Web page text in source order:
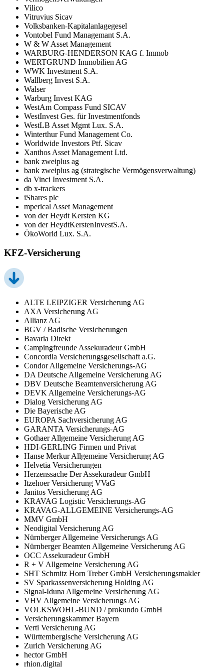
Vilico
Vitruvius Sicav
Volksbanken-Kapitalanlagegesel
Vontobel Fund Managemant S.A.
W & W Asset Management
WARBURG-HENDERSON KAG f. Immob
WERTGRUND Immobilien AG
WWK Investment S.A.
Wallberg Invest S.A.
Walser
Warburg Invest KAG
WestAm Compass Fund SICAV
WestInvest Ges. für Investmentfonds
WestLB Asset Mgmt Lux. S.A.
Winterthur Fund Management Co.
Worldwide Investors Ptf. Sicav
Xanthos Asset Management Ltd.
bank zweiplus ag
bank zweiplus ag (strategische Vermögensverwaltung)
da Vinci Investment S.A.
db x-trackers
iShares plc
mperical Asset Management
von der Heydt Kersten KG
von der HeydtKerstenInvestS.A.
ÖkoWorld Lux. S.A.
KFZ-Versicherung
ALTE LEIPZIGER Versicherung AG
AXA Versicherung AG
Allianz AG
BGV / Badische Versicherungen
Bavaria Direkt
Campingfreunde Assekuradeur GmbH
Concordia Versicherungsgesellschaft a.G.
Condor Allgemeine Versicherungs-AG
DA Deutsche Allgemeine Versicherung AG
DBV Deutsche Beamtenversicherung AG
DEVK Allgemeine Versicherungs-AG
Dialog Versicherung AG
Die Bayerische AG
EUROPA Sachversicherung AG
GARANTA Versicherungs-AG
Gothaer Allgemeine Versicherung AG
HDI-GERLING Firmen und Privat
Hanse Merkur Allgemeine Versicherung AG
Helvetia Versicherungen
Herzenssache Der Assekuradeur GmbH
Itzehoer Versicherung VVaG
Janitos Versicherung AG
KRAVAG Logistic Versicherungs-AG
KRAVAG-ALLGEMEINE Versicherungs-AG
MMV GmbH
Neodigital Versicherung AG
Nürnberger Allgemeine Versicherungs AG
Nürnberger Beamten Allgemeine Versicherung AG
OCC Assekuradeur GmbH
R + V Allgemeine Versicherung AG
SHT Schmitz Horn Treber GmbH Versicherungsmakler
SV Sparkassenversicherung Holding AG
Signal-Iduna Allgemeine Versicherung AG
VHV Allgemeine Versicherungs AG
VOLKSWOHL-BUND / prokundo GmbH
Versicherungskammer Bayern
Verti Versicherung AG
Württembergische Versicherung AG
Zurich Versicherung AG
hector GmbH
rhion.digital